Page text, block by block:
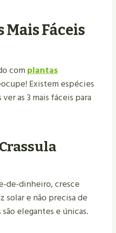
Mais Fáceis
complantas
Existem espécies
as 3 mais fáceis para
de-dinheiro, cresce
solar e não precisa de
elegantes e únicas.